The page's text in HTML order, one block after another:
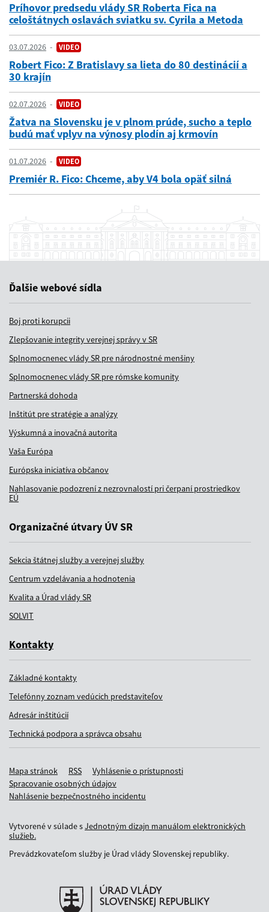
Príhovor predsedu vlády SR Roberta Fica na
celoštátnych oslavách sviatku sv. Cyrila a Metoda
03.07.2026 VIDEO
Robert Fico: Z Bratislavy sa lieta do 80 destinácií a
30 krajín
02.07.2026 VIDEO
Žatva na Slovensku je v plnom prúde, sucho a teplo
budú mať vplyv na výnosy plodín aj krmovín
01.07.2026 VIDEO
Premiér R. Fico: Chceme, aby V4 bola opäť silná
Ďalšie webové sídla
Boj proti korupcii
Zlepšovanie integrity verejnej správy v SR
Splnomocnenec vlády SR pre národnostné menšiny
Splnomocnenec vlády SR pre rómske komunity
Partnerská dohoda
Inštitút pre stratégie a analýzy
Výskumná a inovačná autorita
Vaša Európa
Európska iniciatíva občanov
Nahlasovanie podozrení z nezrovnalostí pri čerpaní prostriedkov
EÚ
Organizačné útvary ÚV SR
Sekcia štátnej služby a verejnej služby
Centrum vzdelávania a hodnotenia
Kvalita a Úrad vlády SR
SOLVIT
Kontakty
Základné kontakty
Telefónny zoznam vedúcich predstaviteľov
Adresár inštitúcií
Technická podpora a správca obsahu
Mapa stránok RSS
Vyhlásenie o prístupnosti
Spracovanie osobných údajov
Nahlásenie bezpečnostného incidentu
Vytvorené v súlade sJednotným dizajn manuálom elektronických
služieb.
Prevádzkovateľom služby je Úrad vlády Slovenskej republiky.